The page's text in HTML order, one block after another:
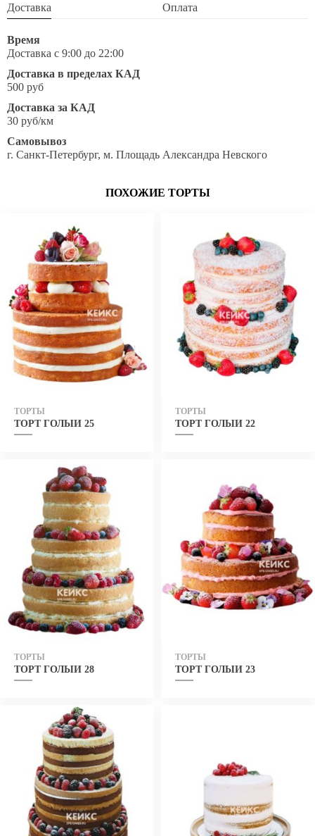
Доставка Оплата
Время
Доставка с 9:00 до 22:00
Доставка в пределах КАД
500 руб
Доставка за КАД
30 руб/км
Самовывоз
г. Санкт-Петербург, м. Площадь Александра Невского
ПОХОЖИЕ ТОРТЫ
ТОРТЫ
ТОРТ ГОЛЫЙ 25
ТОРТЫ
ТОРТ ГОЛЫЙ 22
ТОРТЫ
ТОРТ ГОЛЫЙ 28
ТОРТЫ
ТОРТ ГОЛЫЙ 23